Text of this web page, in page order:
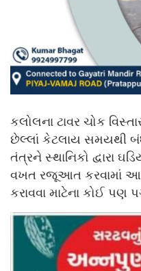
કલોલના ટાવર ચોક
છેલ્લાં કેટલાય સમયથી
તંત્રને સ્થાનિકો દ્વારા
વખત રજૂઆત કરવામાં
કરાવવા માટેના કોઈ પણ